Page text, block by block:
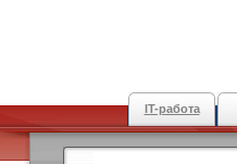
IT-работа